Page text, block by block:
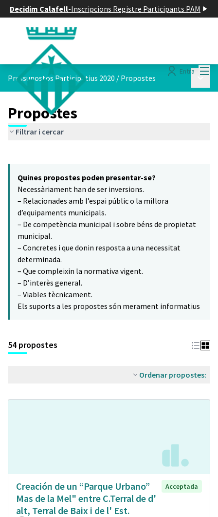
Decidim Calafell-Inscripcions Registre Participants PAM
Entra
Pressupostos Participatius 2020 / Propostes
Propostes
Filtrar i cercar
−
Quines propostes poden presentar-se?
Necessàriament han de ser inversions.
– Relacionades amb l’espai públic o la millora
d’equipaments municipals.
– De competència municipal i sobre béns de propietat
municipal.
– Concretes i que donin resposta a una necessitat
determinada.
– Que compleixin la normativa vigent.
– D’interès general.
– Viables tècnicament.
Els suports a les propostes són merament informatius
54 propostes
Ordenar propostes:
Creación de un “Parque Urbano”
Mas de la Mel" entre C.Terral de d'
alt, Terral de Baix i de l' Est.
Acceptada